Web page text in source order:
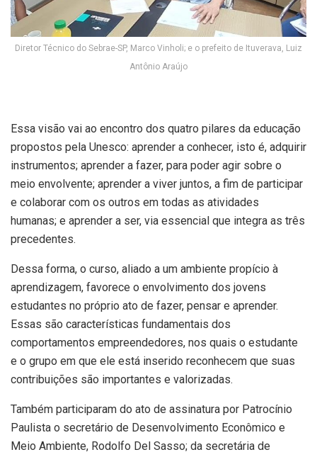
Diretor Técnico do Sebrae-SP, Marco Vinholi; e o prefeito de Ituverava, Luiz
Antônio Araújo
Essa visão vai ao encontro dos quatro pilares da educação
propostos pela Unesco: aprender a conhecer, isto é, adquirir
instrumentos; aprender a fazer, para poder agir sobre o
meio envolvente; aprender a viver juntos, a fim de participar
e colaborar com os outros em todas as atividades
humanas; e aprender a ser, via essencial que integra as três
precedentes.
Dessa forma, o curso, aliado a um ambiente propício à
aprendizagem, favorece o envolvimento dos jovens
estudantes no próprio ato de fazer, pensar e aprender.
Essas são características fundamentais dos
comportamentos empreendedores, nos quais o estudante
e o grupo em que ele está inserido reconhecem que suas
contribuições são importantes e valorizadas.
Também participaram do ato de assinatura por Patrocínio
Paulista o secretário de Desenvolvimento Econômico e
Meio Ambiente, Rodolfo Del Sasso; da secretária de